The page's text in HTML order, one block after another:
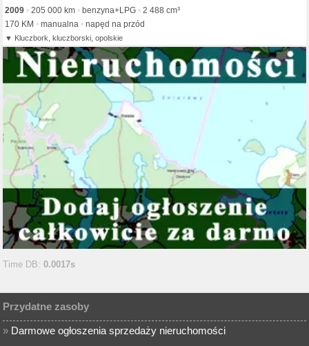
2009 205 000 km benzyna+LPG
2 488 cm³
170 KM
manualna napęd na przód
Kluczbork, kluczborski, opolskie
Time DB:0.0017s
Przydatne zasoby
» Darmowe ogłoszenia sprzedaży nieruchomości